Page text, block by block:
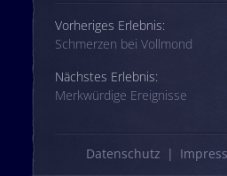
Beitrags-Navigation
Vorheriges Erlebnis:
Schmerzen bei Vollmond
Nächstes Erlebnis:
Merkwürdige Ereignisse
Datenschutz